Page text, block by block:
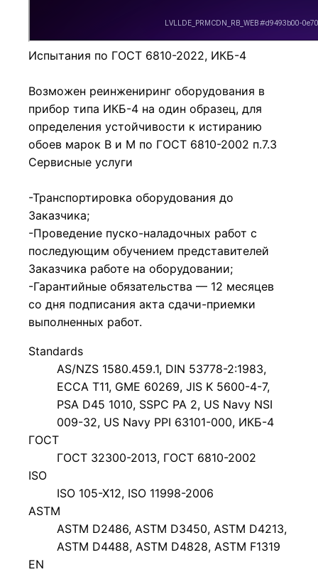
Испытания по ГОСТ 6810-2022, ИКБ-4
Возможен реинжениринг оборудования в
прибор типа ИКБ-4 на один образец, для
определения устойчивости к истиранию
обоев марок В и М по ГОСТ 6810-2002 п.7.3
Сервисные услуги
-Транспортировка оборудования до
Заказчика;
-Проведение пуско-наладочных работ с
последующим обучением представителей
Заказчика работе на оборудовании;
-Гарантийные обязательства — 12 месяцев
со дня подписания акта сдачи-приемки
выполненных работ.
Standards
AS/NZS 1580.459.1, DIN 53778-2:1983,
ECCA T11, GME 60269, JIS K 5600-4-7,
PSA D45 1010, SSPC PA 2, US Navy NSI
009-32, US Navy PPI 63101-000, ИКБ-4
ГОСТ
ГОСТ 32300-2013, ГОСТ 6810-2002
ISO
ISO 105-X12, ISO 11998-2006
ASTM
ASTM D2486, ASTM D3450, ASTM D4213,
ASTM D4488, ASTM D4828, ASTM F1319
EN